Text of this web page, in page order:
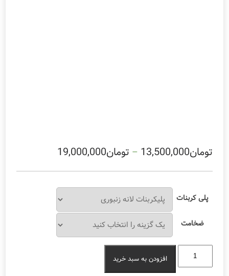
تومان13,500,000
– تومان19,000,000
پلی کربنات
ضخامت
فروش
پلی
افزودن به سبد خرید